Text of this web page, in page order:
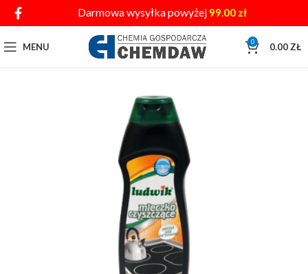
Darmowa wysyłka powyżej 99.00 zł
MENU 0 0.00 ZŁ